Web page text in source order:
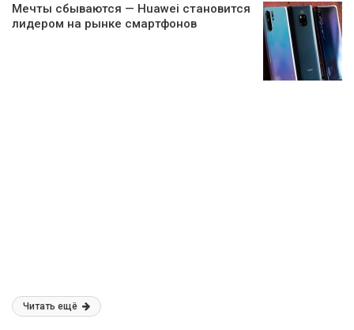
Мечты сбываются — Huawei становится
лидером на рынке смартфонов
Читать ещё